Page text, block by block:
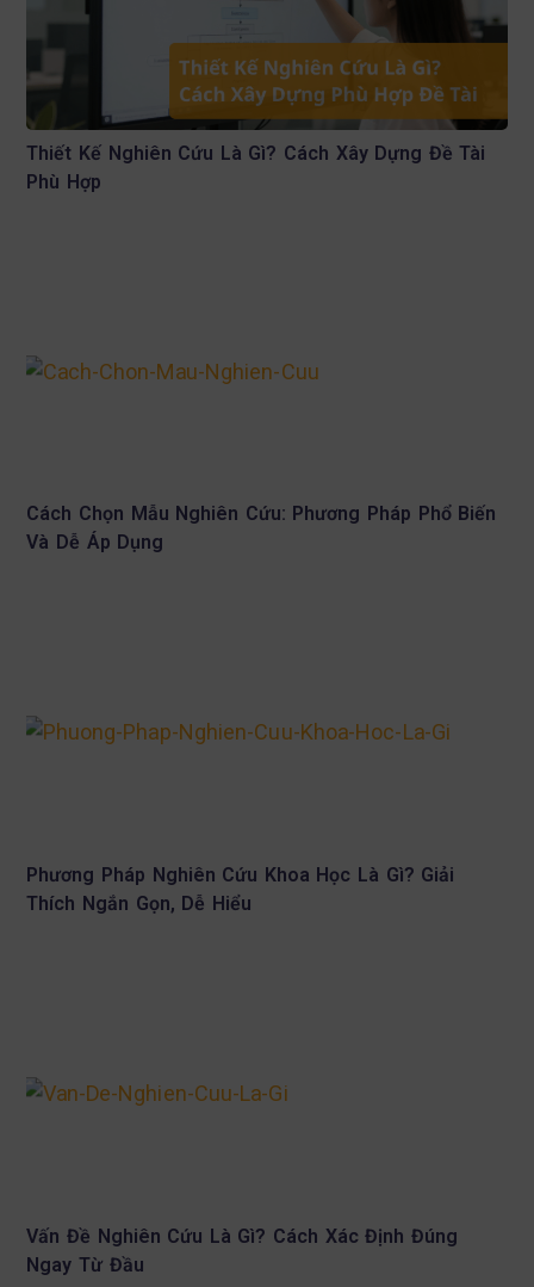
Thiết Kế Nghiên Cứu Là Gì? Cách Xây Dựng Đề Tài
Phù Hợp
Cách Chọn Mẫu Nghiên Cứu: Phương Pháp Phổ Biến
Và Dễ Áp Dụng
Phương Pháp Nghiên Cứu Khoa Học Là Gì? Giải
Thích Ngắn Gọn, Dễ Hiểu
Vấn Đề Nghiên Cứu Là Gì? Cách Xác Định Đúng
Ngay Từ Đầu